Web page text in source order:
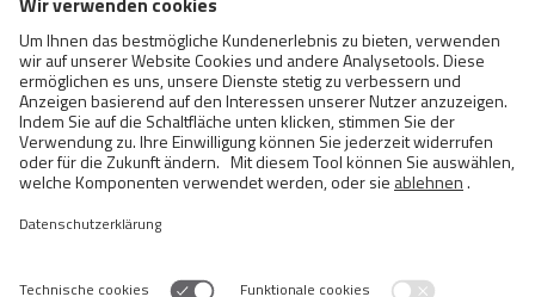
BRIT ANIMALS HAMSTER
COMPLETE